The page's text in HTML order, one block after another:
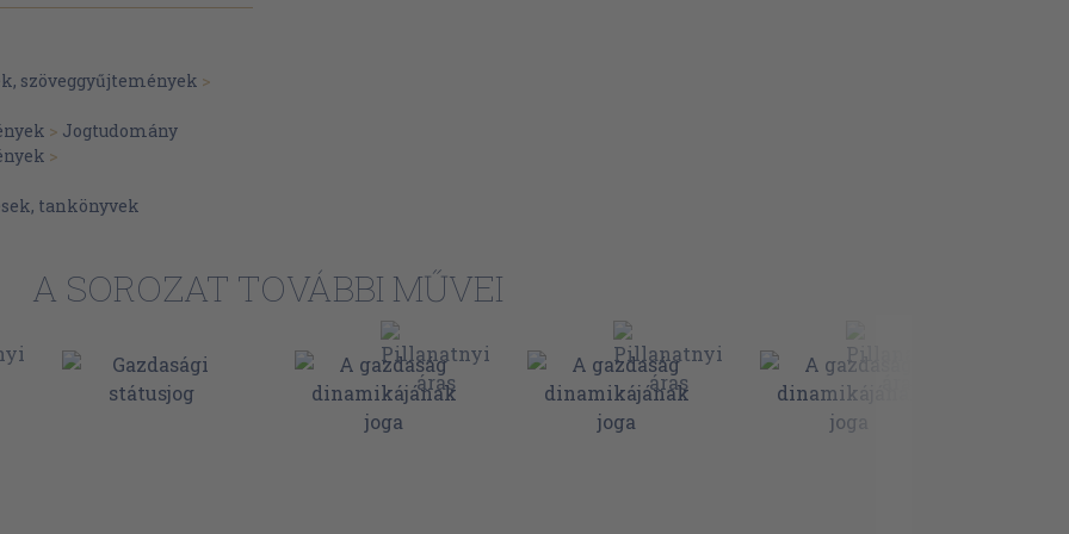
szabályai 101
112
szabályai 115
125
szöveggyűjtemények >
> Jogtudomány
>
tankönyvek
A SOROZAT TOVÁBBI MŰVEI